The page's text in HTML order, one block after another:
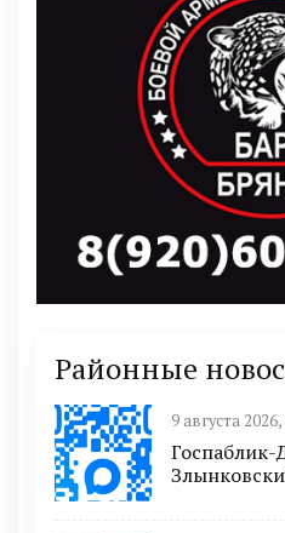
Районные
9 августа